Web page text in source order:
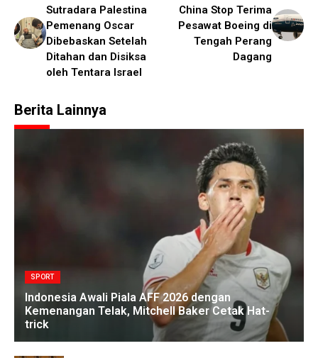
Sutradara Palestina
Pemenang Oscar
Dibebaskan Setelah
Ditahan dan Disiksa
oleh Tentara Israel
China Stop Terima
Pesawat Boeing di
Tengah Perang
Dagang
Berita Lainnya
SPORT
Indonesia Awali Piala AFF 2026 dengan
Kemenangan Telak, Mitchell Baker Cetak Hat-
trick